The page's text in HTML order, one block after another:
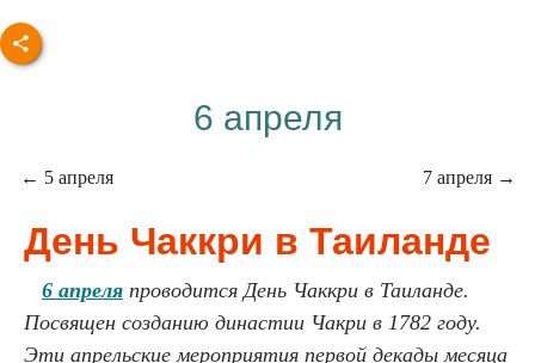
6 апреля
← 5 апреля 7 апреля →
День Чаккри в Таиланде
6 апреля проводится День Чаккри в Таиланде.
Посвящен созданию династии Чакри в 1782 году.
Эти апрельские мероприятия первой декады месяца